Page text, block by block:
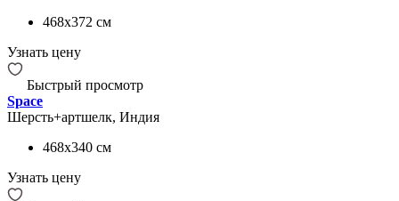
468x372 см
Узнать цену
Быстрый просмотр
Space
Шерсть+артшелк, Индия
468x340 см
Узнать цену